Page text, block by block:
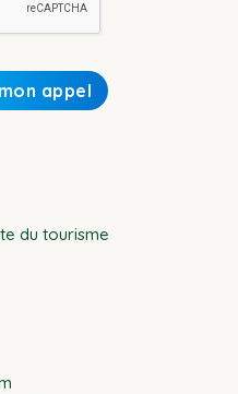
du tourisme